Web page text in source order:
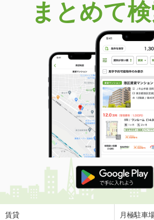
まとめて検
賃貸 月極駐車